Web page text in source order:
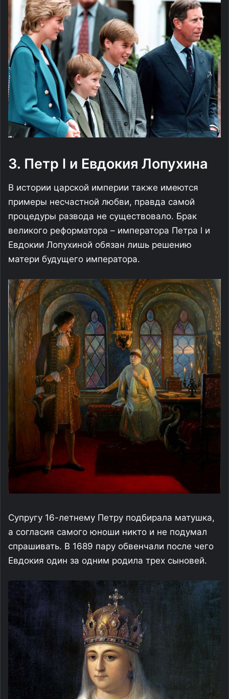
3. Петр l и Евдокия Лопухина
В истории царской империи также имеются
примеры несчастной любви, правда самой
процедуры развода не существовало. Брак
великого реформатора – императора Петра l и
Евдокии Лопухиной обязан лишь решению
матери будущего императора.
Супругу 16-летнему Петру подбирала матушка,
а согласия самого юноши никто и не подумал
спрашивать. В 1689 пару обвенчали после чего
Евдокия один за одним родила трех сыновей.